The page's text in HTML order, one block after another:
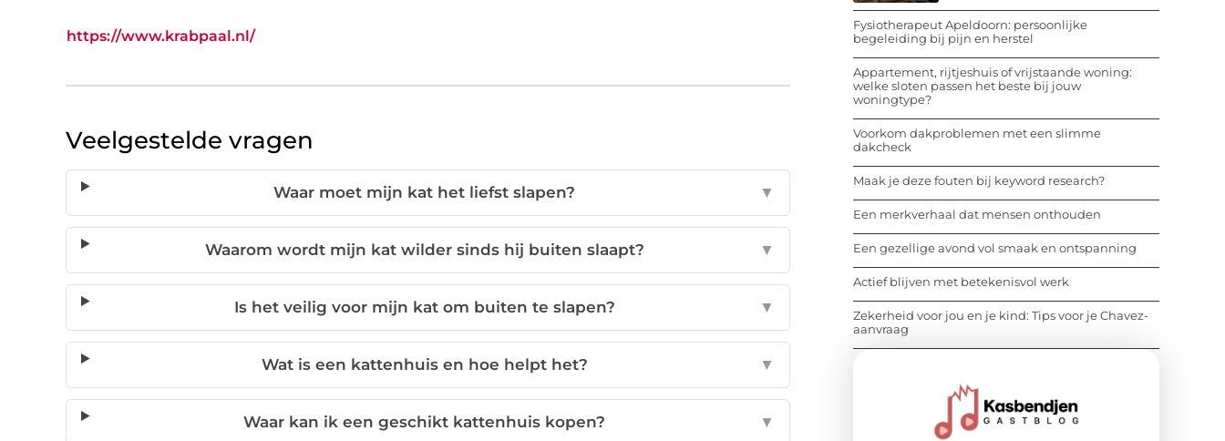
https://www.krabpaal.nl/
Veelgestelde vragen
Waar moet mijn kat het liefst slapen? ▼
Waarom wordt mijn kat wilder sinds hij buiten slaapt? ▼
Is het veilig voor mijn kat om buiten te slapen? ▼
Wat is een kattenhuis en hoe helpt het? ▼
Waar kan ik een geschikt kattenhuis kopen? ▼
Fysiotherapeut Apeldoorn: persoonlijke
begeleiding bij pijn en herstel
Appartement, rijtjeshuis of vrijstaande woning:
welke sloten passen het beste bij jouw
woningtype?
Voorkom dakproblemen met een slimme
dakcheck
Maak je deze fouten bij keyword research?
Een merkverhaal dat mensen onthouden
Een gezellige avond vol smaak en ontspanning
Actief blijven met betekenisvol werk
Zekerheid voor jou en je kind: Tips voor je Chavez-
aanvraag